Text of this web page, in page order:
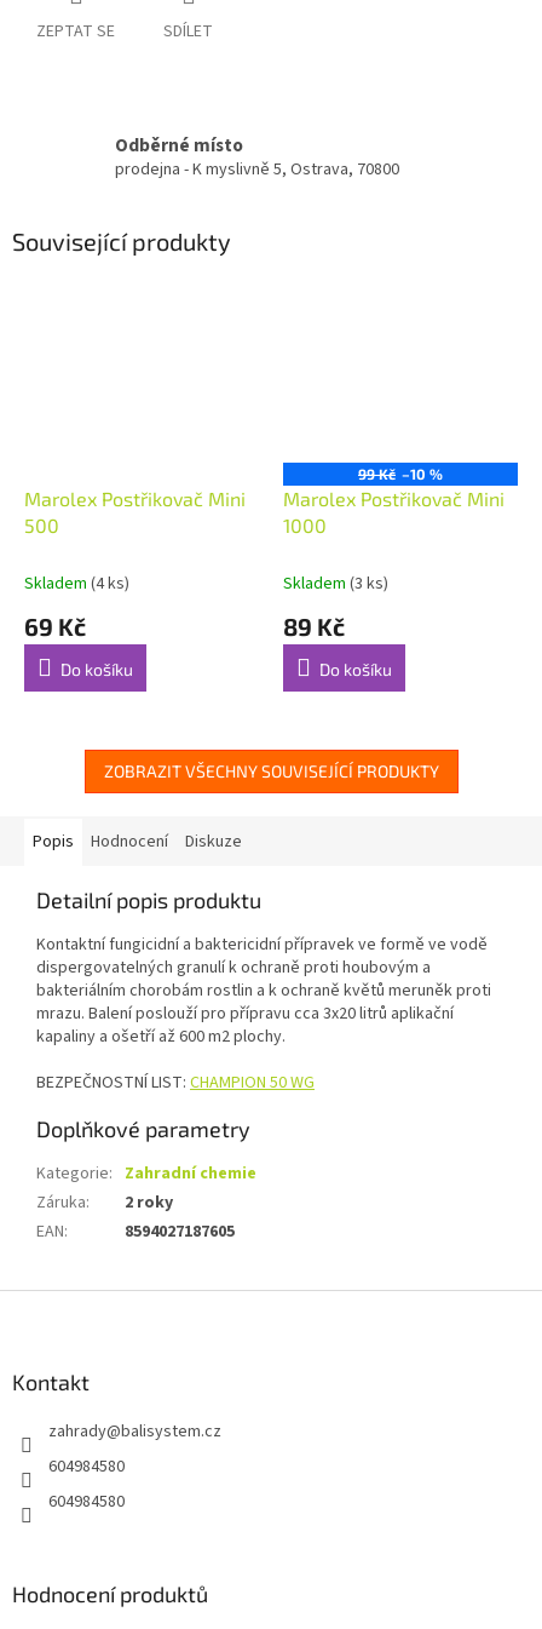
ZEPTAT SE SDÍLET
Odběrné místo
prodejna - K myslivně 5, Ostrava, 70800
Související produkty
Marolex Postřikovač Mini
500
Skladem (4 ks)
69 Kč
Do košíku
99 Kč –10 %
Marolex Postřikovač Mini
1000
Skladem (3 ks)
89 Kč
Do košíku
ZOBRAZIT VŠECHNY SOUVISEJÍCÍ PRODUKTY
Popis Hodnocení Diskuze
Detailní popis produktu
Kontaktní fungicidní a baktericidní přípravek ve formě ve vodě
dispergovatelných granulí k ochraně proti houbovým a
bakteriálním chorobám rostlin a k ochraně květů meruněk proti
mrazu. Balení poslouží pro přípravu cca 3x20 litrů aplikační
kapaliny a ošetří až 600 m2 plochy.
BEZPEČNOSTNÍ LIST: CHAMPION 50 WG
Doplňkové parametry
Kategorie: Zahradní chemie
Záruka:
2 roky
EAN: 8594027187605
Kontakt
zahrady@balisystem.cz
604984580
604984580
Hodnocení produktů